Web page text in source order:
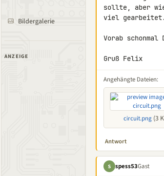
Bildergalerie
ANZEIGE
sollte, aber
viel
Vorab schonmal
Gruß Felix
Angehängte Dateien:
circuit.png (3
Antwort
S spess53Gast